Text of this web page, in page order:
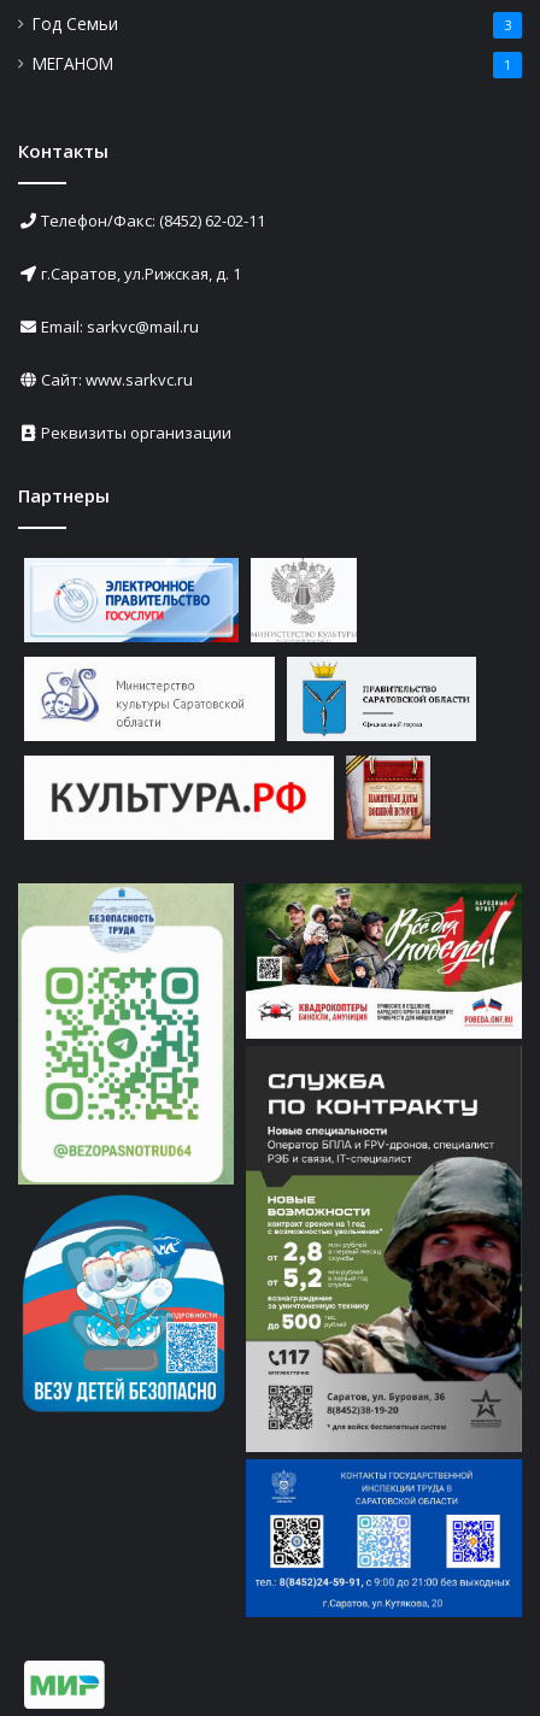
Год Семьи 3
МЕГАНОМ 1
Контакты
Телефон/Факс: (8452) 62-02-11
г.Саратов, ул.Рижская, д. 1
Email: sarkvc@mail.ru
Сайт: www.sarkvc.ru
Реквизиты организации
Партнеры